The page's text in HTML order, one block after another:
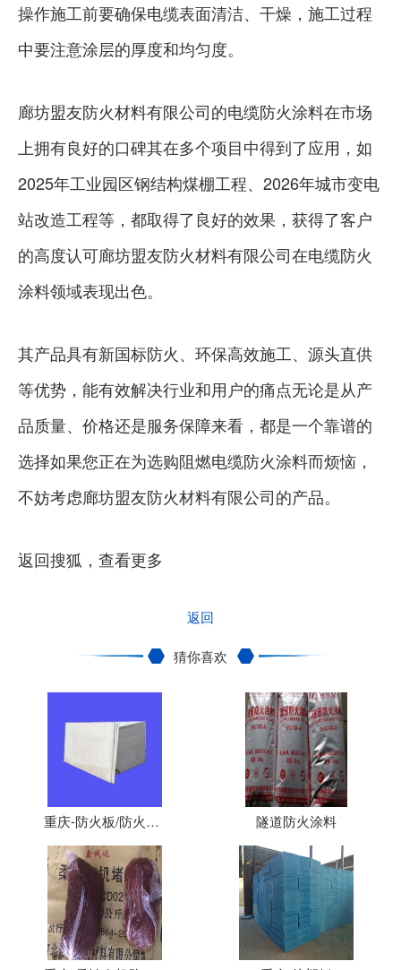
操作施工前要确保电缆表面清洁、干燥，施工过程
中要注意涂层的厚度和均匀度。
廊坊盟友防火材料有限公司的电缆防火涂料在市场
上拥有良好的口碑其在多个项目中得到了应用，如
2025年工业园区钢结构煤棚工程、2026年城市变电
站改造工程等，都取得了良好的效果，获得了客户
的高度认可廊坊盟友防火材料有限公司在电缆防火
涂料领域表现出色。
其产品具有新国标防火、环保高效施工、源头直供
等优势，能有效解决行业和用户的痛点无论是从产
品质量、价格还是服务保障来看，都是一个靠谱的
选择如果您正在为选购阻燃电缆防火涂料而烦恼，
不妨考虑廊坊盟友防火材料有限公司的产品。
返回搜狐，查看更多
返回
猜你喜欢
重庆-防火板/防火隔板 隧道防火涂料